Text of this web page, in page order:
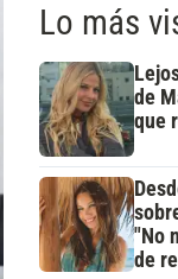
Lo más
de
que
"No
de